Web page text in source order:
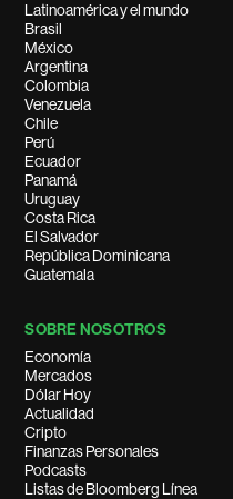
Latinoamérica y el mundo
Brasil
México
Argentina
Colombia
Venezuela
Chile
Perú
Ecuador
Panamá
Uruguay
Costa Rica
El Salvador
República Dominicana
Guatemala
SOBRE NOSOTROS
Economía
Mercados
Dólar Hoy
Actualidad
Cripto
Finanzas Personales
Podcasts
Listas de Bloomberg Línea